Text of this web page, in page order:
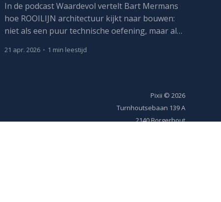
In de podcast Waardevol vertelt Bart Mermans
hoe ROOILIJN architectuur kijkt naar bouwen:
niet als een puur technische oefening, maar als
creëren. Voor het bureau begint architectuur bij
21 apr. 2026 • 1 min leestijd
Pixii © 2026
Turnhoutsebaan 139 A
2140 Borgerhout